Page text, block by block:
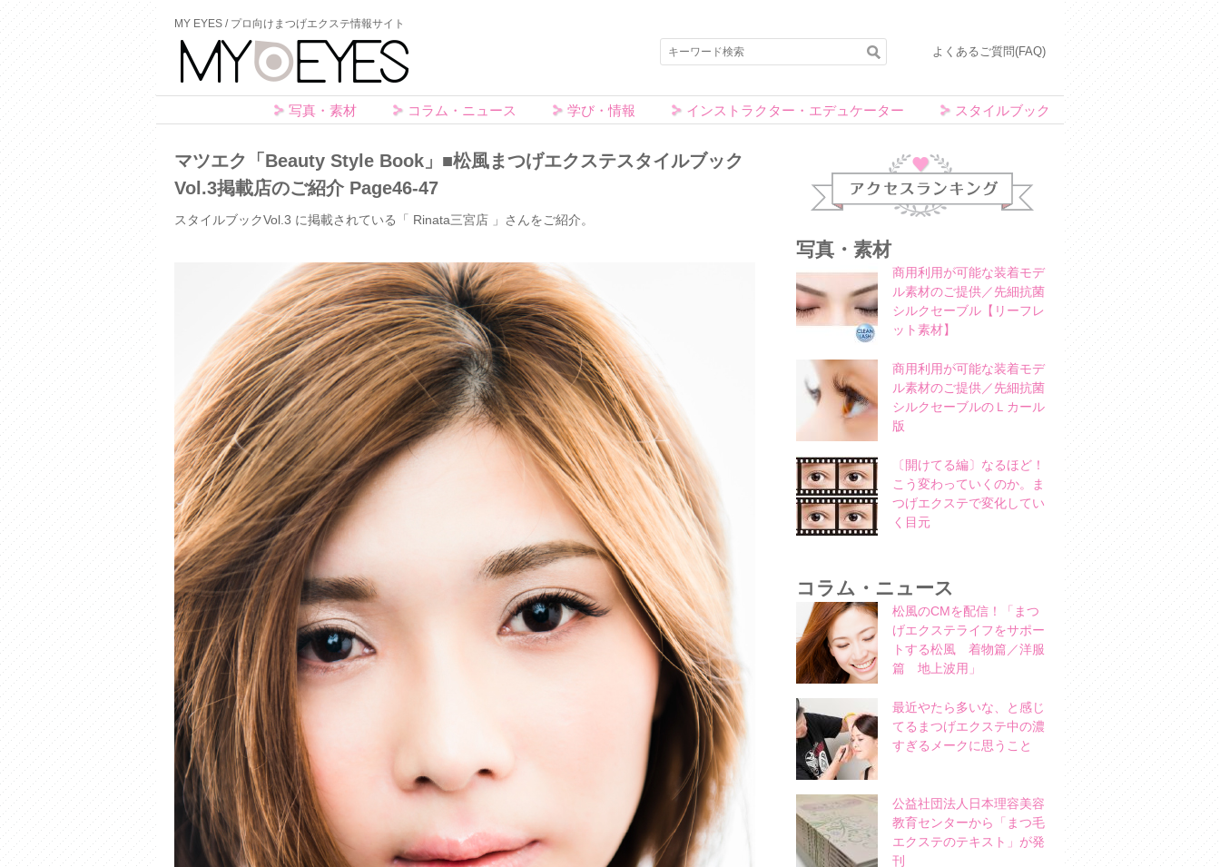
MY EYES / プロ向けまつげエクステ情報サイト
よくあるご質問(FAQ)
写真・素材 コラム・ニュース 学び・情報 インストラクター・エデュケーター スタイルブック
マツエク「Beauty Style Book」■松風まつげエクステスタイルブック
Vol.3掲載店のご紹介 Page46-47
スタイルブックVol.3 に掲載されている「 Rinata三宮店 」さんをご紹介。
アクセスランキング
写真・素材
商用利用が可能な装着モデ
ル素材のご提供／先細抗菌
シルクセーブル【リーフレ
ット素材】
商用利用が可能な装着モデ
ル素材のご提供／先細抗菌
シルクセーブルのＬカール
版
〔開けてる編〕なるほど！
こう変わっていくのか。ま
つげエクステで変化してい
く目元
コラム・ニュース
松風のCMを配信！「まつ
げエクステライフをサポー
トする松風 着物篇／洋服
篇 地上波用」
最近やたら多いな、と感じ
てるまつげエクステ中の濃
すぎるメークに思うこと
公益社団法人日本理容美容
教育センターから「まつ毛
エクステのテキスト」が発
刊